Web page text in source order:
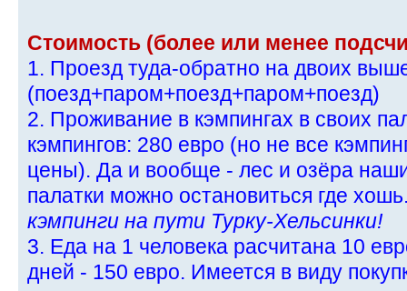
Стоимость (более или менее
1. Проезд туда-обратно на двоих
(поезд+паром+поезд+паром+поезд)
2. Проживание в кэмпингах в своих
кэмпингов: 280 евро (но не все
цены). Да и вообще - лес и озёра
палатки можно остановиться где
кэмпинги на пути Турку-Хельсинки!
3. Еда на 1 человека расчитана 10
дней - 150 евро. Имеется в виду